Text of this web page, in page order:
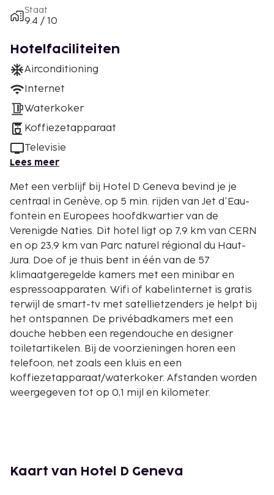
Staat
9.4 / 10
Hotelfaciliteiten
Airconditioning
Internet
Waterkoker
Koffiezetapparaat
Televisie
Lees meer
Met een verblijf bij Hotel D Geneva bevind je je
centraal in Genève, op 5 min. rijden van Jet d'Eau-
fontein en Europees hoofdkwartier van de
Verenigde Naties. Dit hotel ligt op 7,9 km van CERN
en op 23,9 km van Parc naturel régional du Haut-
Jura. Doe of je thuis bent in één van de 57
klimaatgeregelde kamers met een minibar en
espressoapparaten. Wifi of kabelinternet is gratis
terwijl de smart-tv met satellietzenders je helpt bij
het ontspannen. De privébadkamers met een
douche hebben een regendouche en designer
toiletartikelen. Bij de voorzieningen horen een
telefoon, net zoals een kluis en een
koffiezetapparaat/waterkoker. Afstanden worden
weergegeven tot op 0,1 mijl en kilometer.
Smurfengebouwen - 0,8 km
Kaart van Hotel D Geneva